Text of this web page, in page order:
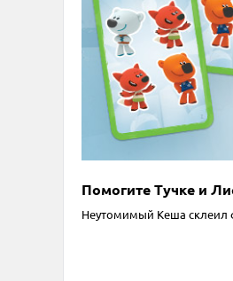
Помогите Тучке и
Неутомимый Кеша склеил